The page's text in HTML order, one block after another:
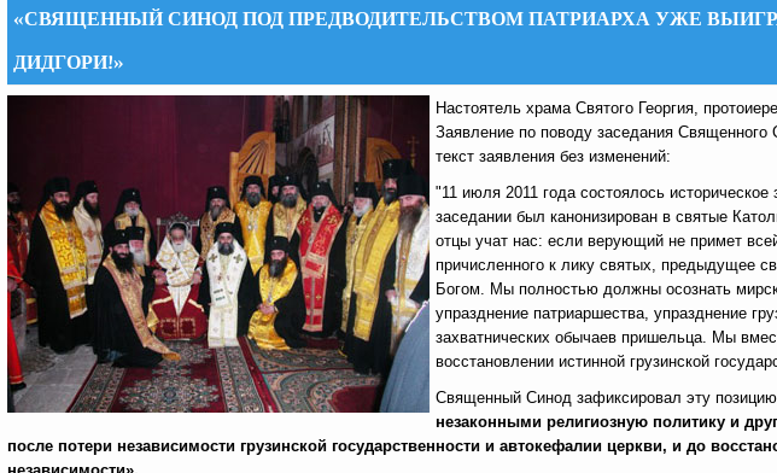
«СВЯЩЕННЫЙ СИНОД ПОД ПРЕДВОДИТЕЛЬСТВОМ ПАТРИАРХА УЖЕ
ДИДГОРИ!»
Настоятель храма Святого Георгия,
Заявление по поводу заседания Священного
текст заявления без изменений:
"11 июля 2011 года состоялось
заседании был канонизирован в святые
отцы учат нас: если верующий не примет
причисленного к лику святых, предыдущее
Богом. Мы полностью должны осознать
упразднение патриаршества, упразднение
захватнических обычаев пришельца. Мы
восстановлении истинной грузинской
Священный Синод зафиксировал эту
незаконными религиозную политику и
после потери независимости грузинской государственности и автокефалии церкви, и до